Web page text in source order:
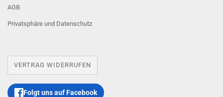
AGB
Privatsphäre und Datenschutz
VERTRAG WIDERRUFEN
Folgt uns auf Facebook